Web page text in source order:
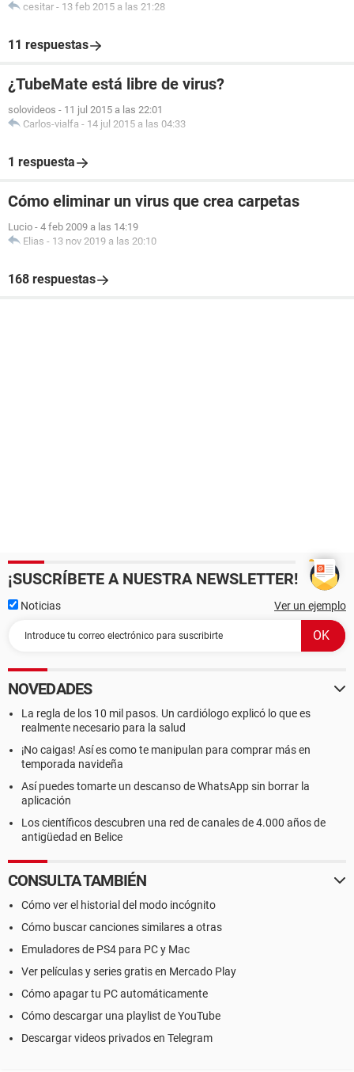
cesitar - 13 feb 2015 a las 21:28
11 respuestas
¿TubeMate está libre de virus?
solovideos - 11 jul 2015 a las 22:01
Carlos-vialfa - 14 jul 2015 a las 04:33
1 respuesta
Cómo eliminar un virus que crea carpetas
Lucio - 4 feb 2009 a las 14:19
Elias - 13 nov 2019 a las 20:10
168 respuestas
¡SUSCRÍBETE A NUESTRA NEWSLETTER!
Noticias Ver un ejemplo
NOVEDADES
La regla de los 10 mil pasos. Un cardiólogo explicó lo que es
realmente necesario para la salud
¡No caigas! Así es como te manipulan para comprar más en
temporada navideña
Así puedes tomarte un descanso de WhatsApp sin borrar la
aplicación
Los científicos descubren una red de canales de 4.000 años de
antigüedad en Belice
CONSULTA TAMBIÉN
Cómo ver el historial del modo incógnito
Cómo buscar canciones similares a otras
Emuladores de PS4 para PC y Mac
Ver películas y series gratis en Mercado Play
Cómo apagar tu PC automáticamente
Cómo descargar una playlist de YouTube
Descargar videos privados en Telegram